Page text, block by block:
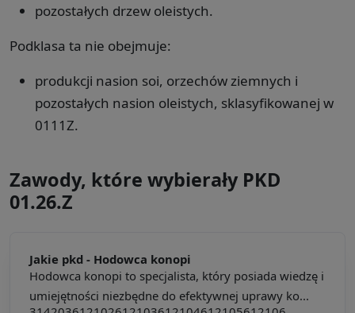
pozostałych drzew oleistych.
Podklasa ta nie obejmuje:
produkcji nasion soi, orzechów ziemnych i
pozostałych nasion oleistych, sklasyfikowanej w
0111Z.
Zawody, które wybierały PKD
01.26.Z
Jakie pkd - Hodowca konopi
Hodowca konopi to specjalista, który posiada wiedzę i
umiejętności niezbędne do efektywnej uprawy ko...